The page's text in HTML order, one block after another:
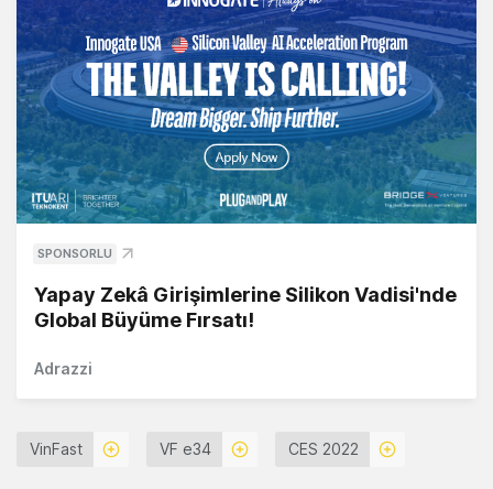
SPONSORLU
Yapay Zekâ Girişimlerine Silikon Vadisi'nde
Global Büyüme Fırsatı!
Adrazzi
VinFast VF e34 CES 2022